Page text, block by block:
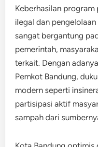
Keberhasilan
ilegal dan
sangat bergantung
pemerintah,
terkait. Dengan
Pemkot Bandung,
modern seperti
partisipasi aktif
sampah dari